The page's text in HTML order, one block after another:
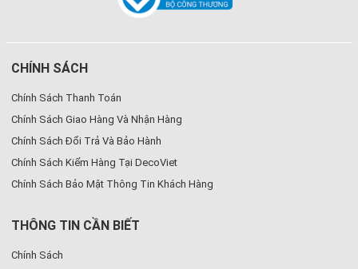
CHÍNH SÁCH
Chính Sách Thanh Toán
Chính Sách Giao Hàng Và Nhận Hàng
Chính Sách Đổi Trả Và Bảo Hành
Chính Sách Kiểm Hàng Tại DecoViet
Chính Sách Bảo Mật Thông Tin Khách Hàng
THÔNG TIN CẦN BIẾT
Chính Sách